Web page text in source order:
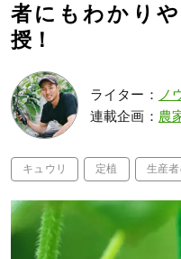
者にもわかり
授！
ライター：
ノ
連載企画： 農
キュウリ 定植 生産